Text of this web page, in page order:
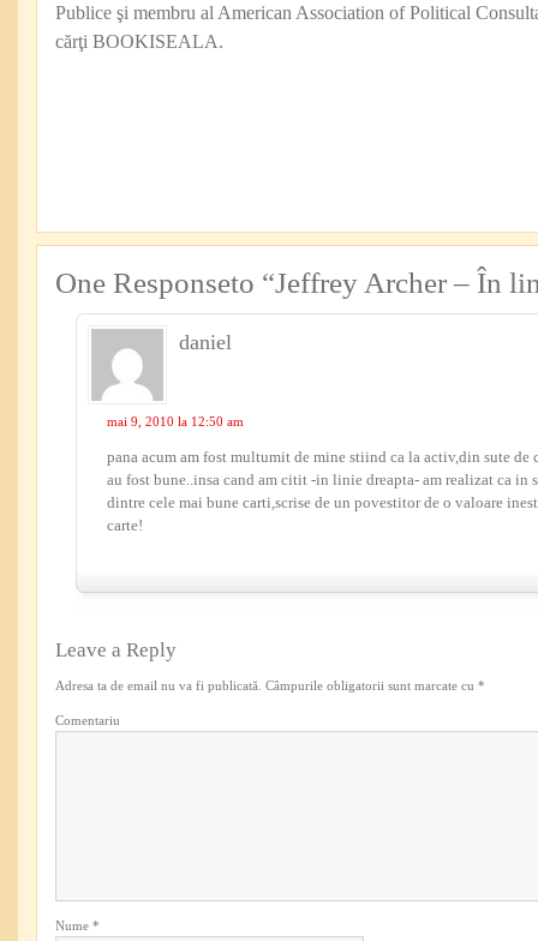
Publice şi membru al American Association of Political
cărţi BOOKISEALA.
One Responseto “Jeffrey Archer – În
daniel
mai 9, 2010 la 12:50 am
pana acum am fost multumit de mine stiind ca la activ,din sute de
au fost bune..insa cand am citit -in linie dreapta- am realizat ca in
dintre cele mai bune carti,scrise de un povestitor de o valoare
carte!
Leave a Reply
Adresa ta de email nu va fi publicată. Câmpurile obligatorii sunt marcate cu *
Comentariu
Nume *